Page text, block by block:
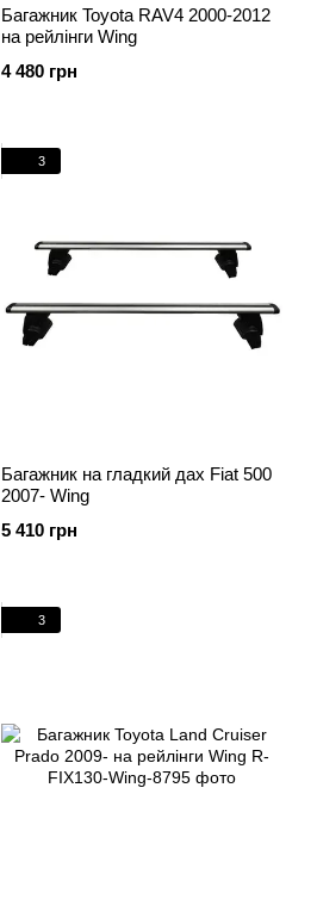
Багажник Toyota RAV4 2000-2012
на рейлінги Wing
4 480 грн
3
Багажник на гладкий дах Fiat 500
2007- Wing
5 410 грн
3